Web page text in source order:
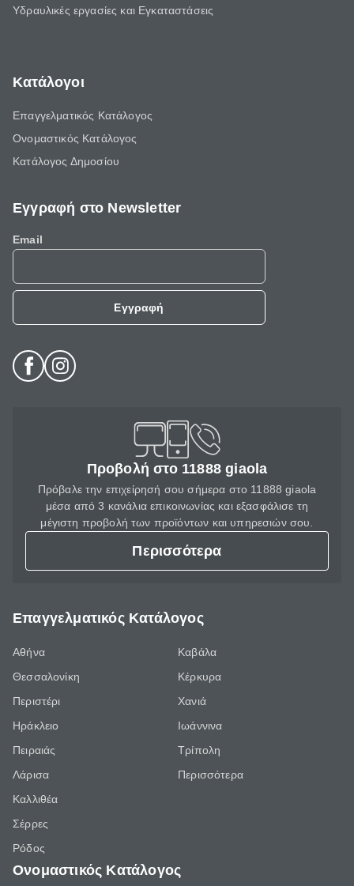
Υδραυλικές εργασίες και Εγκαταστάσεις
Κατάλογοι
Επαγγελματικός Κατάλογος
Ονομαστικός Κατάλογος
Κατάλογος Δημοσίου
Εγγραφή στο Newsletter
Email
Εγγραφή
Προβολή στο 11888 giaola
Πρόβαλε την επιχείρησή σου σήμερα στο 11888 giaola
μέσα από 3 κανάλια επικοινωνίας και εξασφάλισε τη
μέγιστη προβολή των προϊόντων και υπηρεσιών σου.
Περισσότερα
Επαγγελματικός Κατάλογος
Αθήνα
Θεσσαλονίκη
Περιστέρι
Ηράκλειο
Πειραιάς
Λάρισα
Καλλιθέα
Σέρρες
Ρόδος
Καβάλα
Κέρκυρα
Χανιά
Ιωάννινα
Τρίπολη
Περισσότερα
Ονομαστικός Κατάλογος